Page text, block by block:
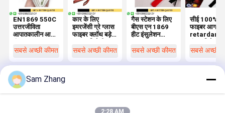
EN1869 550C
उत्तरजीविता
आपातकालीन आग
M2 0.43 मिमी
सबसे अच्छी कीमत
कार के लिए
इमरजेंसी ग्रे ग्लास
फाइबर क्लॉथ बड़े
कंबल 5 एम एक्स 8
सबसे अच्छी कीमत
गैस स्टेशन के लिए
बीएस एन 1869
हीट इंसुलेशन
फाइबरग्लास सेफ्टी
सबसे अच्छी कीमत
सीई 100%
फाइबर आग
retardant
तापमान स्वीकृत
सबसे अच्छी
हमसे संपर्क करें
Sam Zhang
2:28 AM